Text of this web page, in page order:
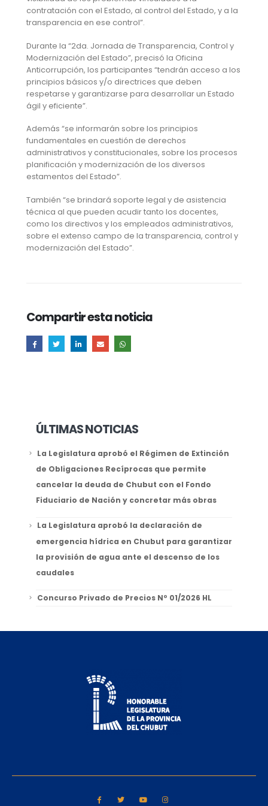
contratación con el Estado, al control del Estado, y a la
transparencia en ese control”.
Durante la “2da. Jornada de Transparencia, Control y
Modernización del Estado”, precisó la Oficina
Anticorrupción, los participantes “tendrán acceso a los
principios básicos y/o directrices que deben
respetarse y garantizarse para desarrollar un Estado
ágil y eficiente”.
Además “se informarán sobre los principios
fundamentales en cuestión de derechos
administrativos y constitucionales, sobre los procesos
planificación y modernización de los diversos
estamentos del Estado”.
También “se brindará soporte legal y de asistencia
técnica al que pueden acudir tanto los docentes,
como los directivos y los empleados administrativos,
sobre el extenso campo de la transparencia, control y
modernización del Estado”.
Compartir esta noticia
ÚLTIMAS NOTICIAS
La Legislatura aprobó el Régimen de Extinción
de Obligaciones Recíprocas que permite
cancelar la deuda de Chubut con el Fondo
Fiduciario de Nación y concretar más obras
La Legislatura aprobó la declaración de
emergencia hídrica en Chubut para garantizar
la provisión de agua ante el descenso de los
caudales
Concurso Privado de Precios Nº 01/2026 HL